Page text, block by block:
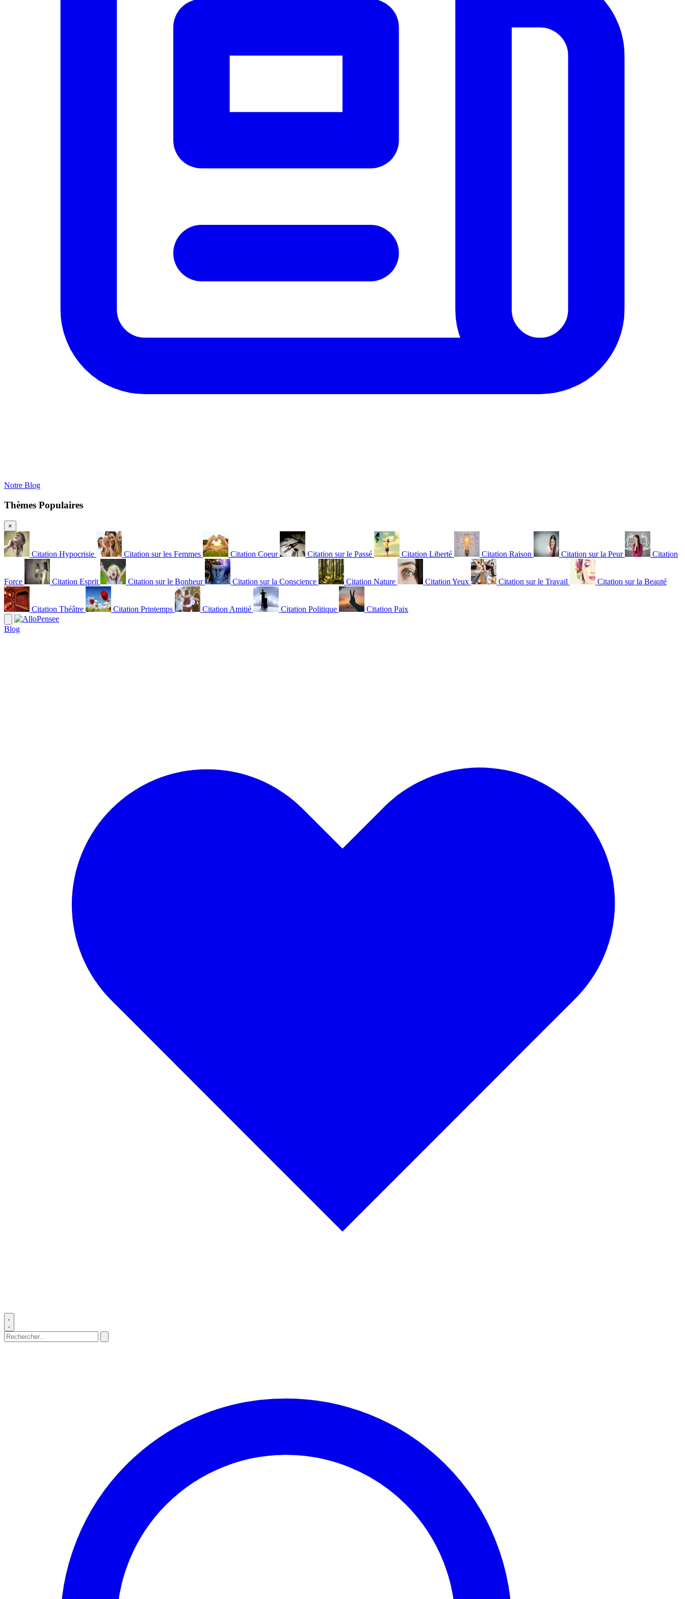
Notre Blog
Thèmes Populaires
×
Citation Hypocrisie Citation sur les Femmes Citation Coeur Citation sur le Passé Citation Liberté Citation Raison Citation sur la Peur Citation
Force Citation Esprit Citation sur le Bonheur Citation sur la Conscience Citation Nature Citation Yeux Citation sur le Travail Citation sur la Beauté
Citation Théâtre Citation Printemps Citation Amitié Citation Politique Citation Paix
Blog